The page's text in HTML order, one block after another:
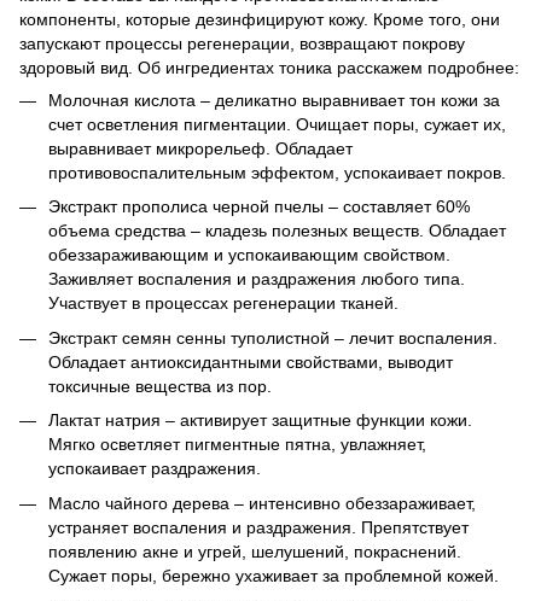
компоненты, которые дезинфицируют кожу. Кроме того, они
запускают процессы регенерации, возвращают покрову
здоровый вид. Об ингредиентах тоника расскажем подробнее:
Молочная кислота – деликатно выравнивает тон кожи за
счет осветления пигментации. Очищает поры, сужает их,
выравнивает микрорельеф. Обладает
противовоспалительным эффектом, успокаивает покров.
Экстракт прополиса черной пчелы – составляет 60%
объема средства – кладезь полезных веществ. Обладает
обеззараживающим и успокаивающим свойством.
Заживляет воспаления и раздражения любого типа.
Участвует в процессах регенерации тканей.
Экстракт семян сенны туполистной – лечит воспаления.
Обладает антиоксидантными свойствами, выводит
токсичные вещества из пор.
Лактат натрия – активирует защитные функции кожи.
Мягко осветляет пигментные пятна, увлажняет,
успокаивает раздражения.
Масло чайного дерева – интенсивно обеззараживает,
устраняет воспаления и раздражения. Препятствует
появлению акне и угрей, шелушений, покраснений.
Сужает поры, бережно ухаживает за проблемной кожей.